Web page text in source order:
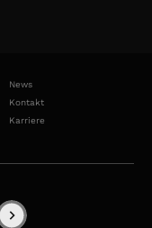
News
Kontakt
Karriere